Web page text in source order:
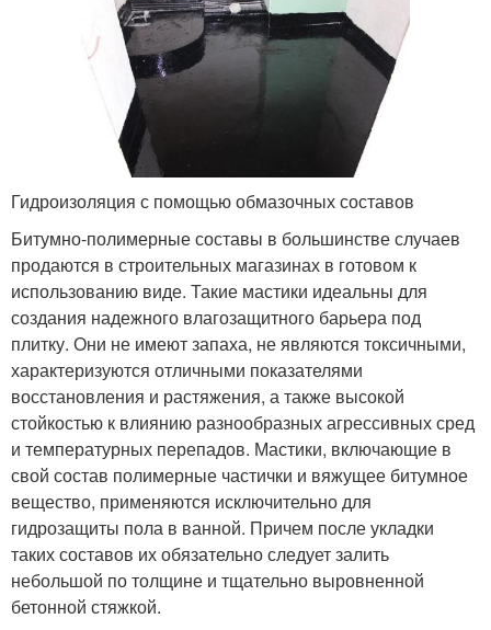
Гидроизоляция с помощью обмазочных составов
Битумно-полимерные составы в большинстве случаев
продаются в строительных магазинах в готовом к
использованию виде. Такие мастики идеальны для
создания надежного влагозащитного барьера под
плитку. Они не имеют запаха, не являются токсичными,
характеризуются отличными показателями
восстановления и растяжения, а также высокой
стойкостью к влиянию разнообразных агрессивных сред
и температурных перепадов. Мастики, включающие в
свой состав полимерные частички и вяжущее битумное
вещество, применяются исключительно для
гидрозащиты пола в ванной. Причем после укладки
таких составов их обязательно следует залить
небольшой по толщине и тщательно выровненной
бетонной стяжкой.